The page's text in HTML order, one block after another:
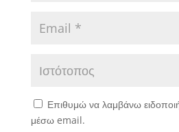
Επιθυμώ να λαμβάνω
μέσω email.